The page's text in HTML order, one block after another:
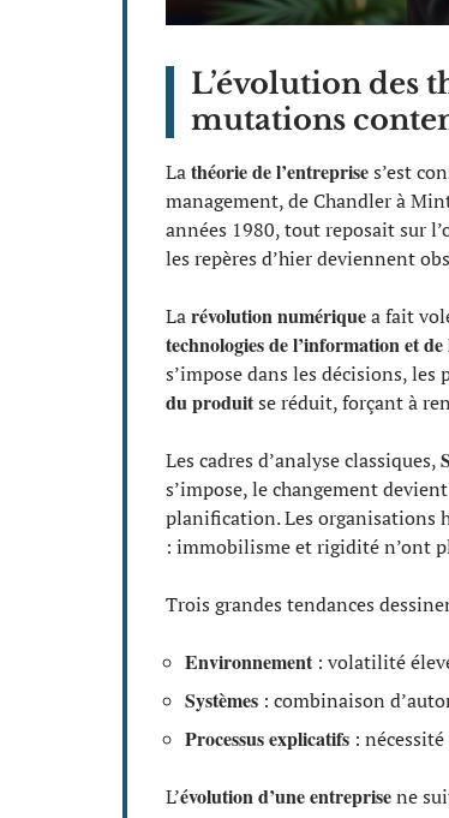
L’évolution des
mutations
Lathéorie de l’entreprises’est
management, de Chandler à
années 1980, tout reposait sur
les repères d’hier deviennent
Larévolution numériquea fait
technologies de l’information et
s’impose dans les décisions,
du produitse réduit, forçant à
Les cadres d’analyse classiques,
s’impose, le changement
planification. Les organisations
: immobilisme et rigidité n’ont
Trois grandes tendances
Environnement : volatilité
Systèmes : combinaison
Processus explicatifs :
L’évolution d’une entreprisene